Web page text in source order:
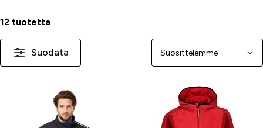
12 tuotetta
Suodata Järjestä